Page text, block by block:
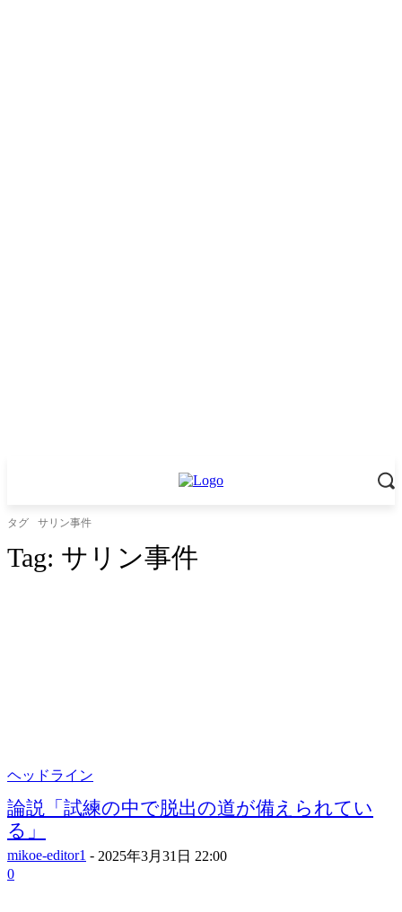
タグ サリン事件
Tag: サリン事件
ヘッドライン
論説「試練の中で脱出の道が備えられてい
る」
mikoe-editor1 - 2025年3月31日 22:00
0